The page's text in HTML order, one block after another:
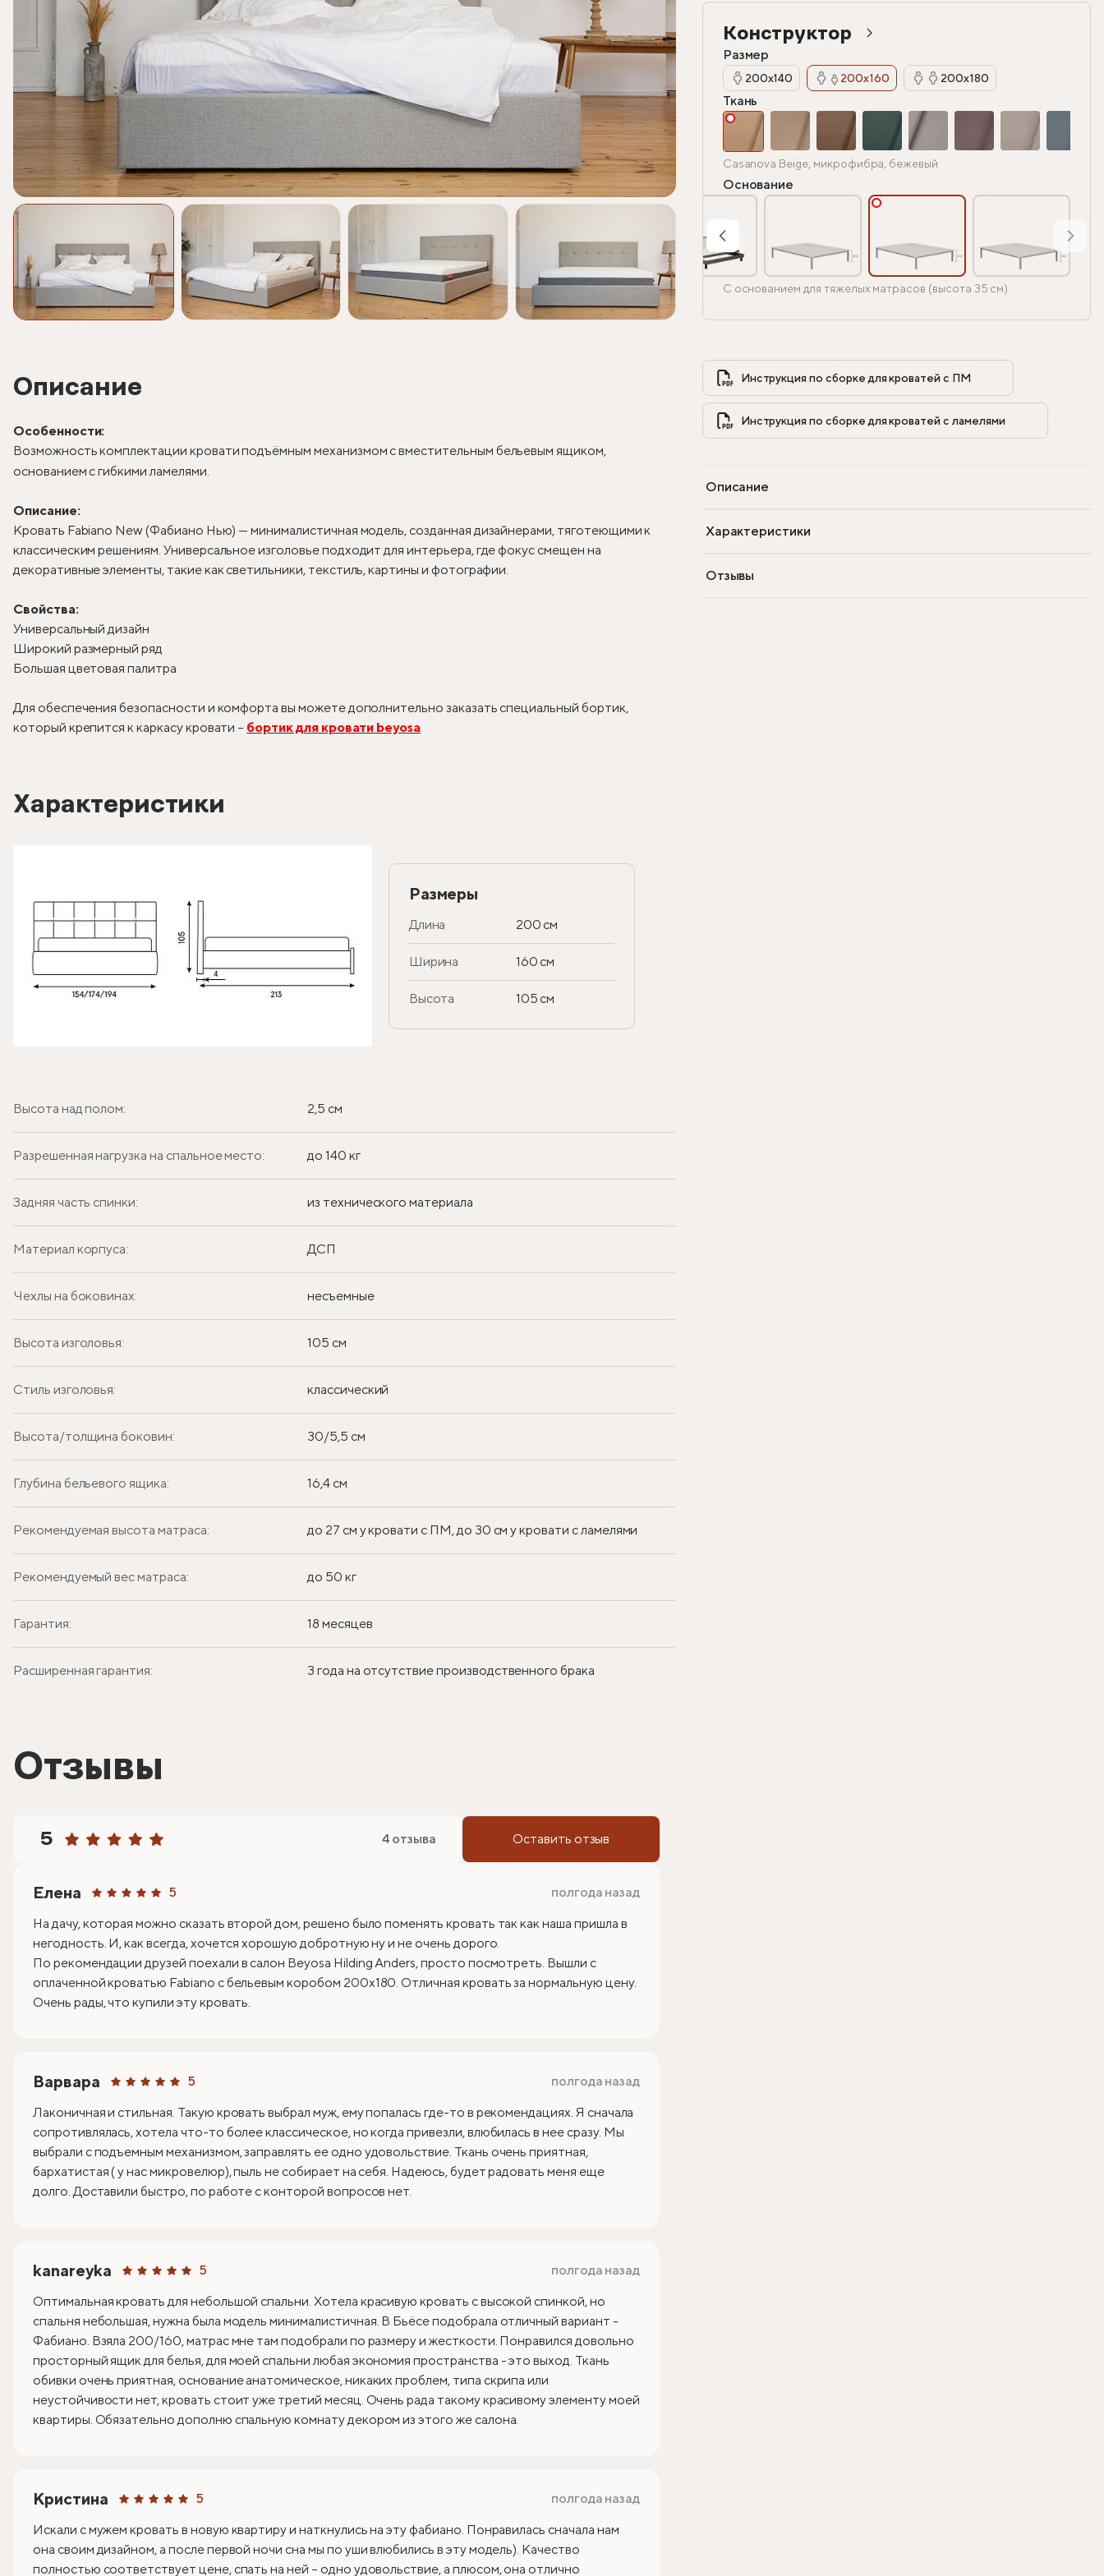
Описание
Особенности:
Возможность комплектации кровати подъёмным механизмом с вместительным бельевым ящиком,
основанием с гибкими ламелями.
Описание:
Кровать Fabiano New (Фабиано Нью) — минималистичная модель, созданная дизайнерами, тяготеющими к
классическим решениям. Универсальное изголовье подходит для интерьера, где фокус смещен на
декоративные элементы, такие как светильники, текстиль, картины и фотографии.
Свойства:
Универсальный дизайн
Широкий размерный ряд
Большая цветовая палитра
Для обеспечения безопасности и комфорта вы можете дополнительно заказать специальный бортик,
который крепится к каркасу кровати – бортик для кровати beyosa
Характеристики
Размеры
Длина 200 см
Ширина 160 см
Высота 105 см
Высота над полом: 2,5 см
Разрешенная нагрузка на спальное место: до 140 кг
Задняя часть спинки: из технического материала
Материал корпуса: ДСП
Чехлы на боковинах: несъемные
Высота изголовья: 105 см
Стиль изголовья: классический
Высота/толщина боковин: 30/5,5 см
Глубина бельевого ящика: 16,4 см
Рекомендуемая высота матраса: до 27 см у кровати с ПМ, до 30 см у кровати с ламелями
Рекомендуемый вес матраса: до 50 кг
Гарантия: 18 месяцев
Расширенная гарантия: 3 года на отсутствие производственного брака
Конструктор
Размер
200х140 200х160 200х180
Ткань
Casanova Beige, микрофибра, бежевый
Основание
С основанием для тяжелых матрасов (высота 35 см)
Инструкция по сборке для кроватей с ПМ
Инструкция по сборке для кроватей с ламелями
Описание
Характеристики
Отзывы
Отзывы
5 4 отзыва Оставить отзыв
Елена 5
полгода назад
На дачу, которая можно сказать второй дом, решено было поменять кровать так как наша пришла в
негодность. И, как всегда, хочется хорошую добротную ну и не очень дорого.
По рекомендации друзей поехали в салон Beyosa Hilding Anders, просто посмотреть. Вышли с
оплаченной кроватью Fabiano с бельевым коробом 200х180. Отличная кровать за нормальную цену.
Очень рады, что купили эту кровать.
Варвара 5
полгода назад
Лаконичная и стильная. Такую кровать выбрал муж, ему попалась где-то в рекомендациях. Я сначала
сопротивлялась, хотела что-то более классическое, но когда привезли, влюбилась в нее сразу. Мы
выбрали с подъемным механизмом, заправлять ее одно удовольствие. Ткань очень приятная,
бархатистая ( у нас микровелюр), пыль не собирает на себя. Надеюсь, будет радовать меня еще
долго. Доставили быстро, по работе с конторой вопросов нет.
kanareyka 5
полгода назад
Оптимальная кровать для небольшой спальни. Хотела красивую кровать с высокой спинкой, но
спальня небольшая, нужна была модель минималистичная. В Бьёсе подобрала отличный вариант -
Фабиано. Взяла 200/160, матрас мне там подобрали по размеру и жесткости. Понравился довольно
просторный ящик для белья, для моей спальни любая экономия пространства - это выход. Ткань
обивки очень приятная, основание анатомическое, никаких проблем, типа скрипа или
неустойчивости нет, кровать стоит уже третий месяц. Очень рада такому красивому элементу моей
квартиры. Обязательно дополню спальную комнату декором из этого же салона.
Кристина 5
полгода назад
Искали с мужем кровать в новую квартиру и наткнулись на эту фабиано. Понравилась сначала нам
она своим дизайном, а после первой ночи сна мы по уши влюбились в эту модель). Качество
полностью соответствует цене, спать на ней – одно удовольствие, а плюсом, она отлично